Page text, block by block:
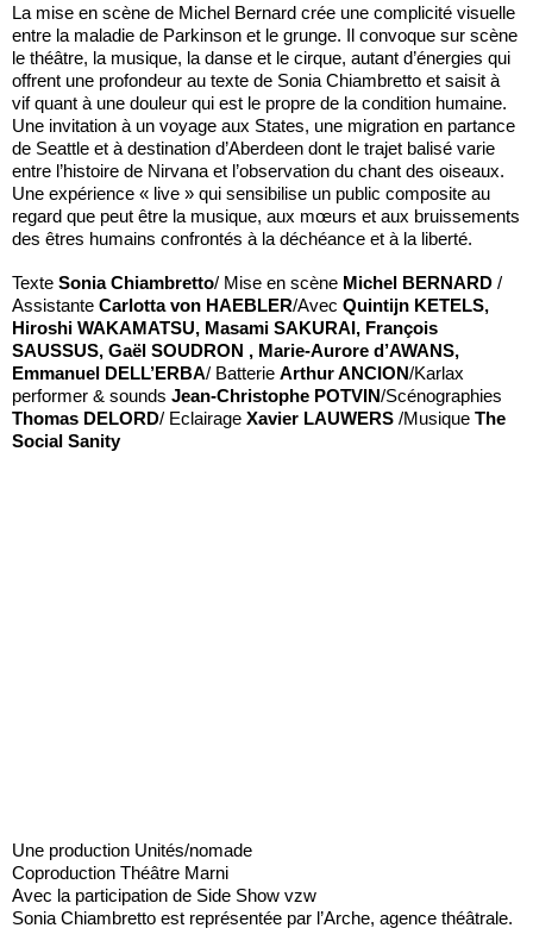
La mise en scène de Michel Bernard crée une complicité visuelle
entre la maladie de Parkinson et le grunge. Il convoque sur scène
le théâtre, la musique, la danse et le cirque, autant d’énergies qui
offrent une profondeur au texte de Sonia Chiambretto et saisit à
vif quant à une douleur qui est le propre de la condition humaine.
Une invitation à un voyage aux States, une migration en partance
de Seattle et à destination d’Aberdeen dont le trajet balisé varie
entre l’histoire de Nirvana et l’observation du chant des oiseaux.
Une expérience « live » qui sensibilise un public composite au
regard que peut être la musique, aux mœurs et aux bruissements
des êtres humains confrontés à la déchéance et à la liberté.
Texte Sonia Chiambretto/ Mise en scène Michel BERNARD /
Assistante Carlotta von HAEBLER/Avec Quintijn KETELS,
Hiroshi WAKAMATSU, Masami SAKURAI, François
SAUSSUS, Gaël SOUDRON , Marie-Aurore d’AWANS,
Emmanuel DELL’ERBA/ Batterie Arthur ANCION/Karlax
performer & sounds Jean-Christophe POTVIN/Scénographies
Thomas DELORD/ Eclairage Xavier LAUWERS /Musique The
Social Sanity
Une production Unités/nomade
Coproduction Théâtre Marni
Avec la participation de Side Show vzw
Sonia Chiambretto est représentée par l’Arche, agence théâtrale.